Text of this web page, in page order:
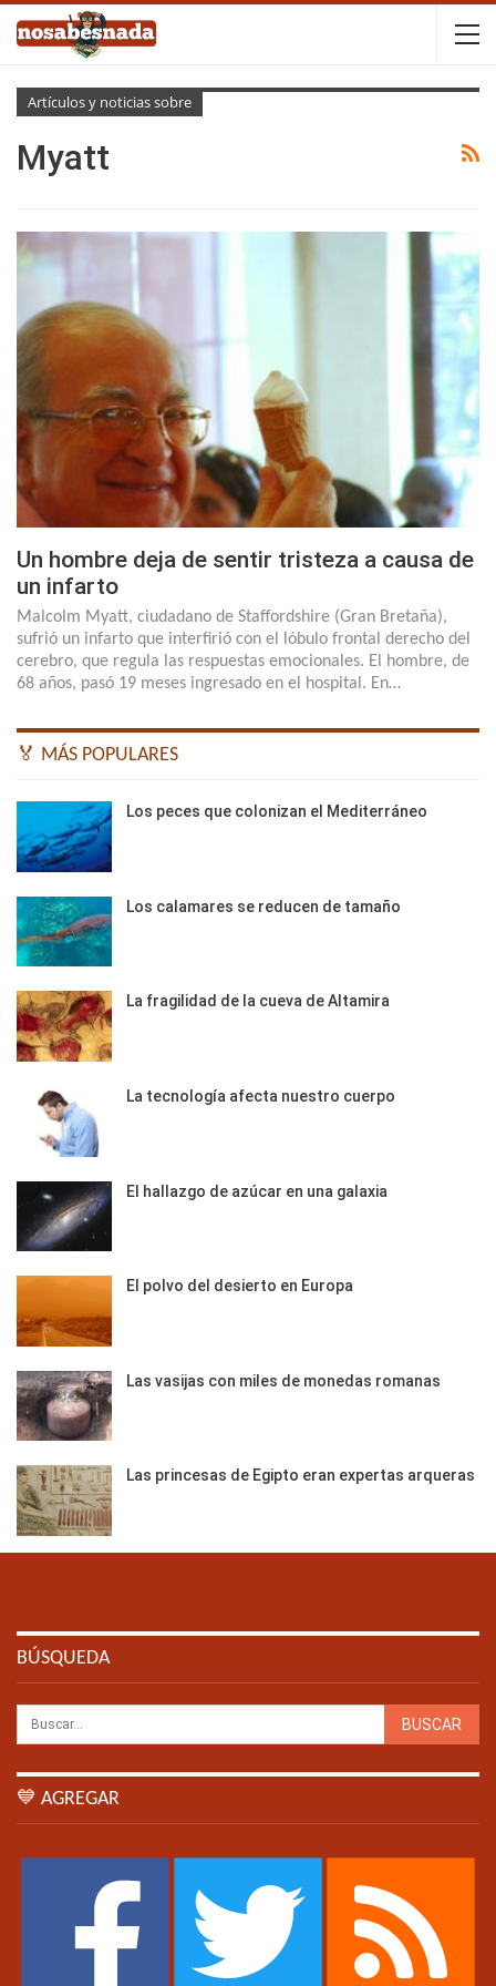
Artículos y noticias sobre
Myatt
Un hombre deja de sentir tristeza a causa de
un infarto
Malcolm Myatt, ciudadano de Staffordshire (Gran Bretaña),
sufrió un infarto que interfirió con el lóbulo frontal derecho del
cerebro, que regula las respuestas emocionales. El hombre, de
68 años, pasó 19 meses ingresado en el hospital. En…
🏅 MÁS POPULARES
Los peces que colonizan el Mediterráneo
Los calamares se reducen de tamaño
La fragilidad de la cueva de Altamira
La tecnología afecta nuestro cuerpo
El hallazgo de azúcar en una galaxia
El polvo del desierto en Europa
Las vasijas con miles de monedas romanas
Las princesas de Egipto eran expertas arqueras
BÚSQUEDA
💙 AGREGAR